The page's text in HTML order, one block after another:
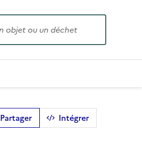
Entrez
Partager Intégrer